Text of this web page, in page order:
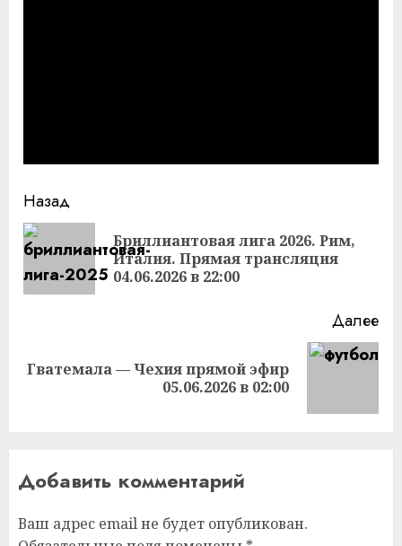
Продолжить
чтение
Назад
Бриллиантовая лига 2026. Рим,
Италия. Прямая трансляция
04.06.2026 в 22:00
Далее
Следующая
Гватемала — Чехия прямой эфир
05.06.2026 в 02:00
Добавить комментарий
Ваш адрес email не будет опубликован.